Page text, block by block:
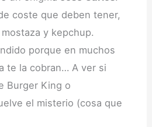
coste que deben tener,
y kepchup.
porque en muchos
te la cobran… A ver si
Burger King o
el misterio (cosa que